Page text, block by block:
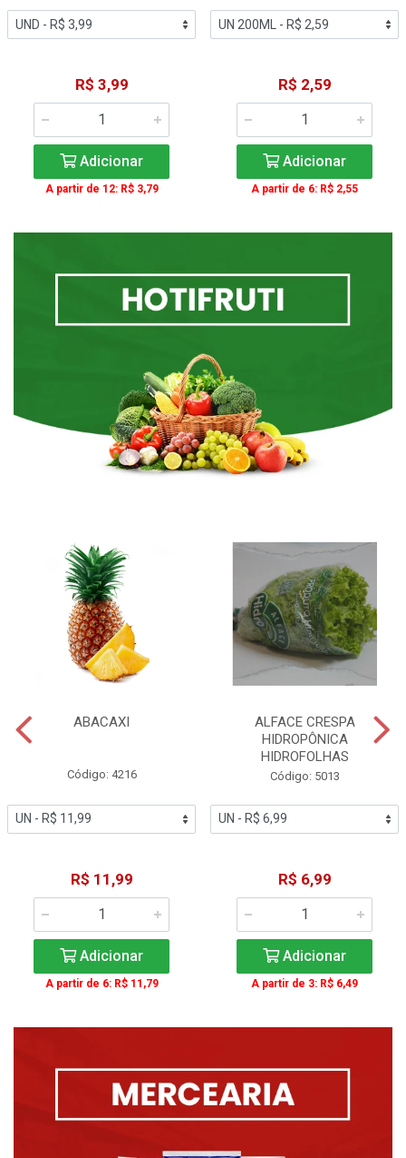
R$ 3,99
Adicionar
A partir de 12: R$ 3,79
R$ 2,59
Adicionar
A partir de 6: R$ 2,55
ABACAXI
Código: 4216
R$ 11,99
Adicionar
A partir de 6: R$ 11,79
ALFACE CRESPA
HIDROPÔNICA
HIDROFOLHAS
Código: 5013
R$ 6,99
Adicionar
A partir de 3: R$ 6,49